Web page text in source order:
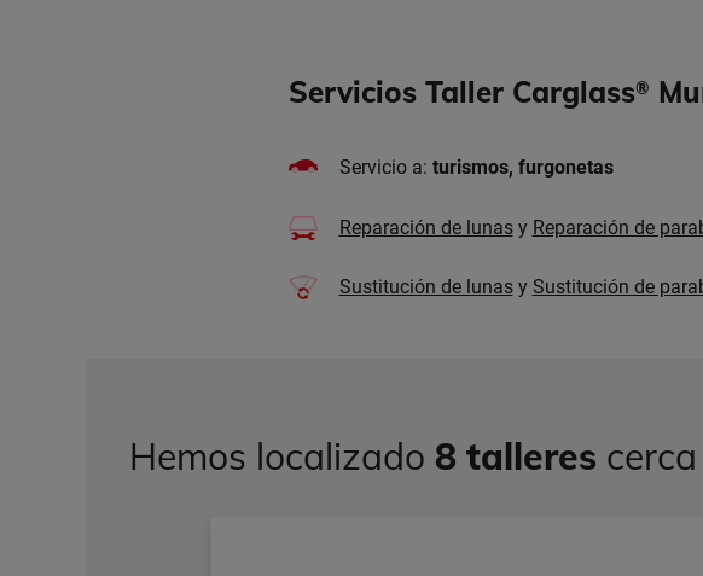
Servicios Taller Carglass®
Servicio a: turismos, furgonetas
Reparación de lunasy Reparación de
Sustitución de lunasy Sustitución de
Hemos localizado 8 talleres